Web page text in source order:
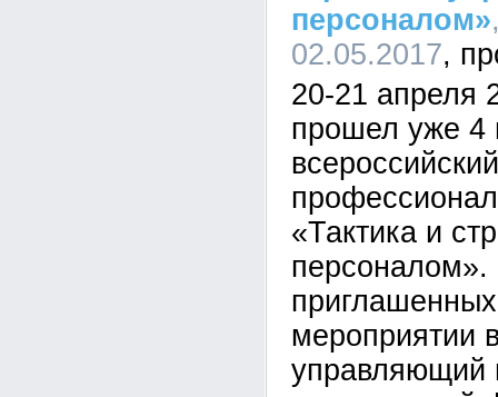
персоналом»
02.05.2017
20-21 апреля
прошел уже 4
«Тактика и
персоналом».
мероприятии
управляющий